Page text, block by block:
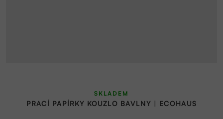
PRACÍ PAPÍRKY KOUZLO BAVLNY | ECOHAUS
SKLADEM